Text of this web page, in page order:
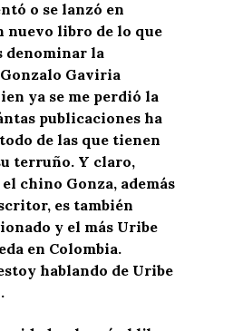
o se lanzó en
nuevo libro de lo que
denominar la
Gaviria
ya se me perdió la
publicaciones ha
de las que tienen
terruño. Y claro,
chino Gonza, además
es también
y el más Uribe
en Colombia.
hablando de Uribe